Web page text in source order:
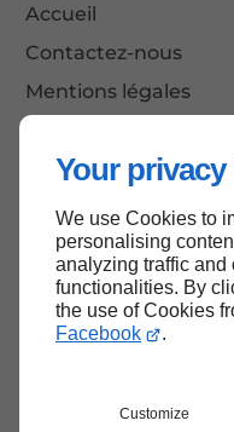
Your
We use Cookies to
personalising
analyzing traffic
functionalities. By
the use of Cookies
Facebook
.
Customize
Accueil
Contactez-nous
Mentions légales